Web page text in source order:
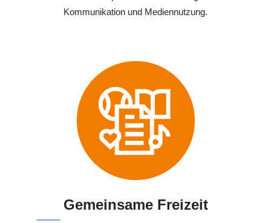
Kommunikation und Mediennutzung.
Gemeinsame Freizeit